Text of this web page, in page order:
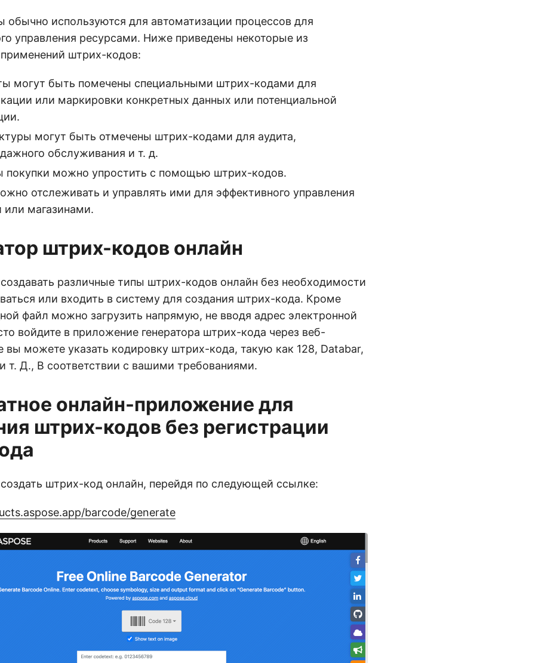
используются для автоматизации процессов для
управления ресурсами. Ниже приведены некоторые из
штрих-кодов:
могут быть помечены специальными штрих-кодами для
или маркировки конкретных данных или потенциальной
могут быть отмечены штрих-кодами для аудита,
обслуживания и т. д.
покупки можно упростить с помощью штрих-кодов.
отслеживать и управлять ими для эффективного управления
или магазинами.
штрих-кодов онлайн
различные типы штрих-кодов онлайн без необходимости
или входить в систему для создания штрих-кода. Кроме
файл можно загрузить напрямую, не вводя адрес электронной
войдите в приложение генератора штрих-кода через веб-
вы можете указать кодировку штрих-кода, такую как 128, Databar,
т. Д., В соответствии с вашими требованиями.
онлайн-приложение для
штрих-кодов без регистрации
штрих-код онлайн, перейдя по следующей ссылке:
barcode/generate